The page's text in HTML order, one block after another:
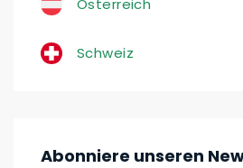
Schweiz
Abonniere unseren